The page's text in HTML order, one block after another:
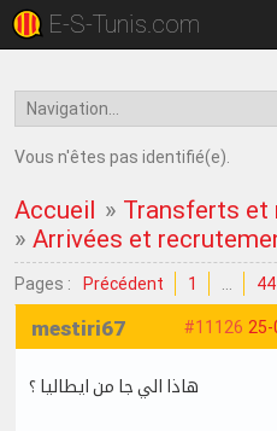
E-S-Tunis.com
Vous n'êtes pas identifié(e).
Accueil » Transferts et
» Arrivées et
Pages : Précédent 1
#11126 25-
mestiri67
هاذا الي جا من ايطاليا ؟